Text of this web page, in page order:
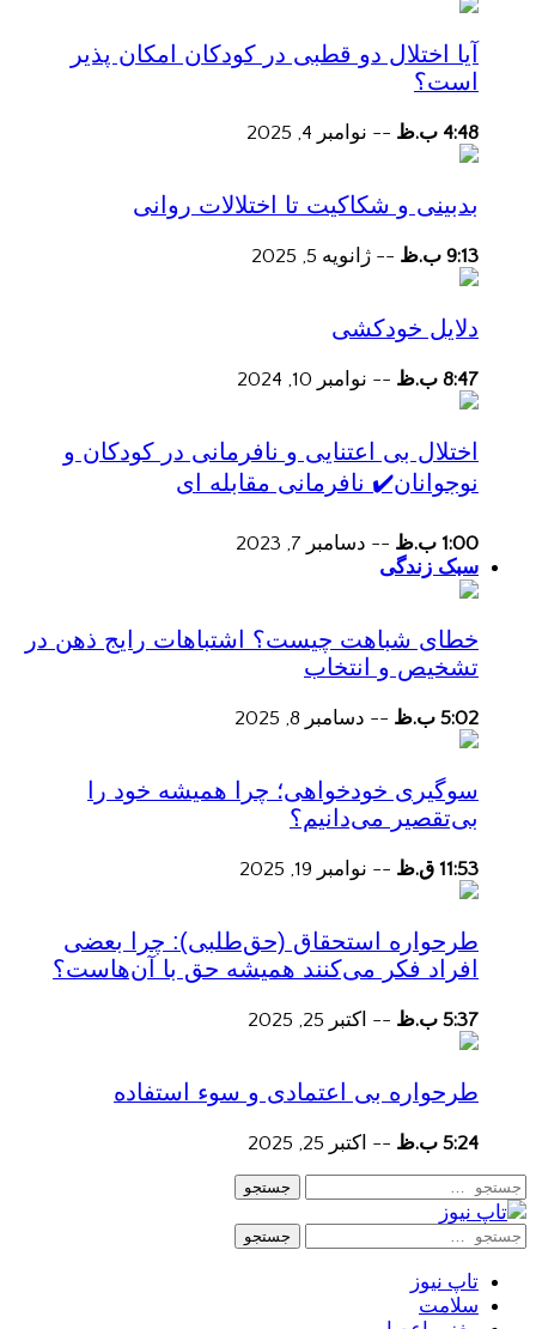
آیا اختلال دو قطبی در کودکان امکان پذیر
است؟
4:48 ب.ظ -- نوامبر 4, 2025
بدبینی و شکاکیت تا اختلالات روانی
9:13 ب.ظ -- ژانویه 5, 2025
دلایل خودکشی
8:47 ب.ظ -- نوامبر 10, 2024
اختلال بی اعتنایی و نافرمانی در کودکان و
نوجوانان✔️ نافرمانی مقابله ای
1:00 ب.ظ -- دسامبر 7, 2023
سبک زندگی
خطای شباهت چیست؟ اشتباهات رایج ذهن در
تشخیص و انتخاب
5:02 ب.ظ -- دسامبر 8, 2025
سوگیری خودخواهی؛ چرا همیشه خود را
بی‌تقصیر می‌دانیم؟
11:53 ق.ظ -- نوامبر 19, 2025
طرحواره استحقاق (حق‌طلبی): چرا بعضی
افراد فکر می‌کنند همیشه حق با آن‌هاست؟
5:37 ب.ظ -- اکتبر 25, 2025
طرحواره بی اعتمادی و سوء استفاده
5:24 ب.ظ -- اکتبر 25, 2025
جستجو
جستجو
تاپ نیوز
سلامت